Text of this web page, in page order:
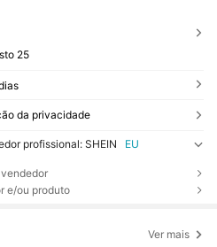
25
da privacidade
profissional: SHEIN
EU
e/ou produto
Ver mais